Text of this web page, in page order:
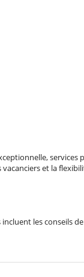
et la
les conseils